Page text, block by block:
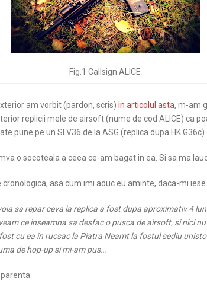
Fig.1 Callsign ALICE
am vorbit (pardon, scris) in articolul asta, m-am
replicii mele de airsoft (nume de cod ALICE) ca
pune pe un SLV36 de la ASG (replica dupa HK G36c)
o socoteala a ceea ce-am bagat in ea. Si sa ma
asa cum imi aduc eu aminte, daca-mi
sa repar ceva la replica a fost dupa aproximativ 4
ce inseamna sa desfac o pusca de airsoft, si nici
cu ea in rucsac la Piatra Neamt la fostul sediu
de hop-up si mi-am pus…